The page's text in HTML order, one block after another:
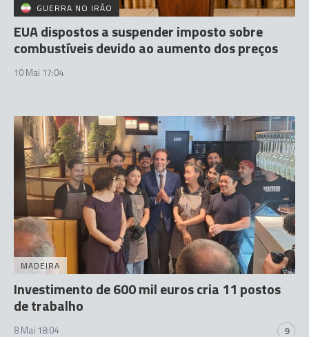
GUERRA NO IRÃO
EUA dispostos a suspender imposto sobre
combustíveis devido ao aumento dos preços
10 Mai 17:04
MADEIRA
Investimento de 600 mil euros cria 11 postos
de trabalho
8 Mai 18:04 9